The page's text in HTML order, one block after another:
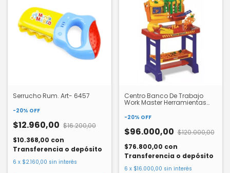
Serrucho Rum. Art- 6457
-20% OFF
$12.960,00 $16.200,00
$10.368,00 con
Transferencia o depósito
6 x $2.160,00 sin interés
Centro Banco De Trabajo
Work Master Herramientas
-20% OFF
$96.000,00 $120.000,00
$76.800,00 con
Transferencia o depósito
6 x $16.000,00 sin interés